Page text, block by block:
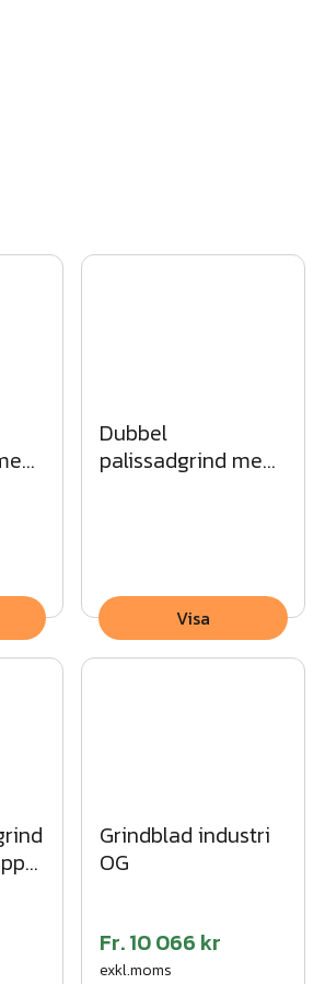
Dubbel
palissadgrind med
Visa
Grindblad industri
OG
Fr.10 066 kr
exkl.moms